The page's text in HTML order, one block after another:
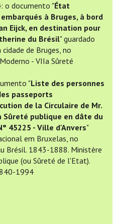
o documento "État
à Bruges, à bord
Eijck, en destination pour
du Brésil" guardado
de Bruges, no
- VIIa Sûreté
"Liste des personnes
passeports
de la Circulaire de Mr.
publique en dâte du
45225 - Ville d'Anvers"
em Bruxelas, no
Brésil. 1843-1888. Ministère
(ou Sûreté de l'Etat).
1994